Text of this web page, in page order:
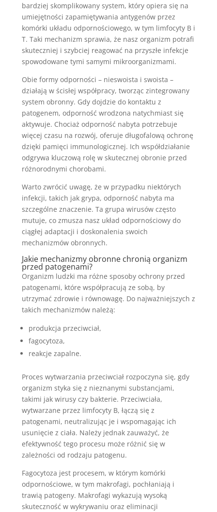
bardziej skomplikowany system, który opiera się na
umiejętności zapamiętywania antygenów przez
komórki układu odpornościowego, w tym limfocyty B i
T. Taki mechanizm sprawia, że nasz organizm potrafi
skuteczniej i szybciej reagować na przyszłe infekcje
spowodowane tymi samymi mikroorganizmami.
Obie formy odporności – nieswoista i swoista –
działają w ścisłej współpracy, tworząc zintegrowany
system obronny. Gdy dojdzie do kontaktu z
patogenem, odporność wrodzona natychmiast się
aktywuje. Chociaż odporność nabyta potrzebuje
więcej czasu na rozwój, oferuje długofalową ochronę
dzięki pamięci immunologicznej. Ich współdziałanie
odgrywa kluczową rolę w skutecznej obronie przed
różnorodnymi chorobami.
Warto zwrócić uwagę, że w przypadku niektórych
infekcji, takich jak grypa, odporność nabyta ma
szczególne znaczenie. Ta grupa wirusów często
mutuje, co zmusza nasz układ odpornościowy do
ciągłej adaptacji i doskonalenia swoich
mechanizmów obronnych.
Jakie mechanizmy obronne chronią organizm
przed patogenami?
Organizm ludzki ma różne sposoby ochrony przed
patogenami, które współpracują ze sobą, by
utrzymać zdrowie i równowagę. Do najważniejszych z
takich mechanizmów należą:
produkcja przeciwciał,
fagocytoza,
reakcje zapalne.
Proces wytwarzania przeciwciał rozpoczyna się, gdy
organizm styka się z nieznanymi substancjami,
takimi jak wirusy czy bakterie. Przeciwciała,
wytwarzane przez limfocyty B, łączą się z
patogenami, neutralizując je i wspomagając ich
usunięcie z ciała. Należy jednak zauważyć, że
efektywność tego procesu może różnić się w
zależności od rodzaju patogenu.
Fagocytoza jest procesem, w którym komórki
odpornościowe, w tym makrofagi, pochłaniają i
trawią patogeny. Makrofagi wykazują wysoką
skuteczność w wykrywaniu oraz eliminacji